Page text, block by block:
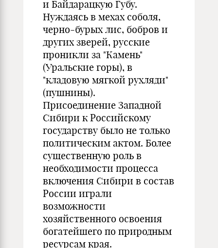
и Байдарацкую Губу.
Нуждаясь в мехах соболя,
черно-бурых лис, бобров и
других зверей, русские
проникли за "Камень"
(Уральские горы), в
"кладовую мягкой рухляди"
(пушнины).
Присоединение Западной
Сибири к Российскому
государству было не только
политическим актом. Более
существенную роль в
необходимости процесса
включения Сибири в состав
России играли
возможности
хозяйственного освоения
богатейшего по природным
ресурсам края.